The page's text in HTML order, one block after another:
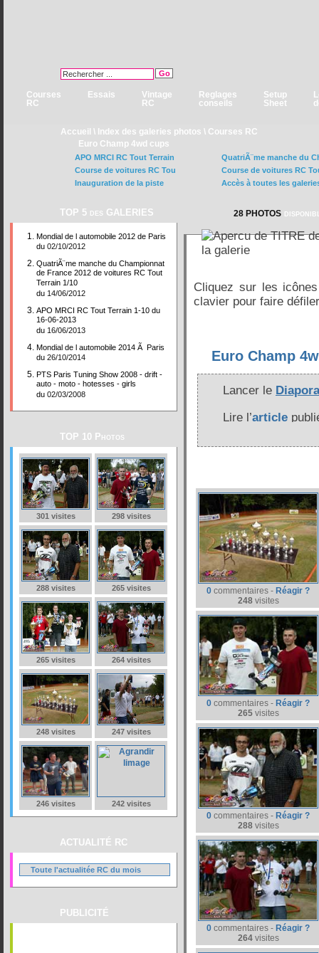
Courses
RC
Essais
Vintage
RC
Reglages
conseils
Setup
Sheet
Accueil \ Index des galeries photos \ Courses RC
Euro Champ 4wd cups
APO MRCI RC Tout Terrain
QuatriÃ¨me manche du
Course de voitures RC Tou
Course de voitures RC
Inauguration de la piste
Accès à toutes les
TOP 5 des GALERIES
Mondial de l automobile 2012 de Paris
du 02/10/2012
QuatriÃ¨me manche du Championnat
de France 2012 de voitures RC Tout
Terrain 1/10
du 14/06/2012
APO MRCI RC Tout Terrain 1-10 du
16-06-2013
du 16/06/2013
Mondial de l automobile 2014 Ã Paris
du 26/10/2014
PTS Paris Tuning Show 2008 - drift -
auto - moto - hotesses - girls
du 02/03/2008
TOP 10 Photos
301 visites 298 visites
288 visites 265 visites
265 visites 264 visites
248 visites 247 visites
246 visites 242 visites
ACTUALITÉ RC
Toute l'actualitée RC du mois
PUBLICITÉ
28 PHOTOS
Cliquez sur les
clavier pour faire
Euro Champ
Lancer le
Lire l’article
0 commentaires - Réagir ?
248visites
0 commentaires - Réagir ?
265visites
0 commentaires - Réagir ?
288visites
0 commentaires - Réagir ?
264visites